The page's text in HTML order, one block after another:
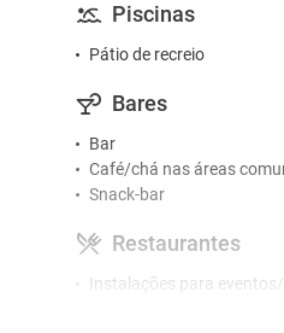
Piscinas
Pátio de recreio
Bares
Bar
Café/chá nas áreas
Snack-bar
Restaurantes
Instalações para